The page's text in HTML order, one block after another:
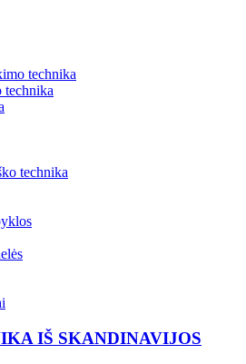
technika
technika
technika
IŠ SKANDINAVIJOS